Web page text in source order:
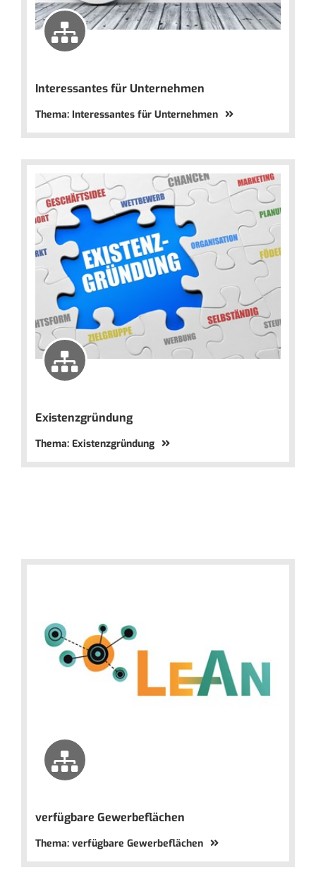
Interessantes für Unternehmen
Thema: Interessantes für Unternehmen
Existenzgründung
Thema: Existenzgründung
verfügbare Gewerbeflächen
Thema: verfügbare Gewerbeflächen